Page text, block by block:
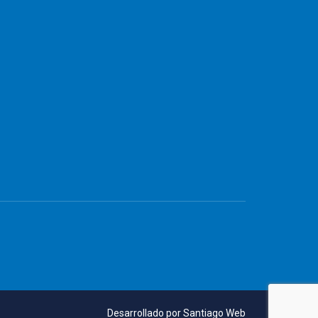
Desarrollado porSantiago Web